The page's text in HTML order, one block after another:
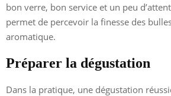
bon verre, bon service et un peu
permet de percevoir la finesse des
aromatique.
Préparer la dégustation
Dans la pratique, une dégustation